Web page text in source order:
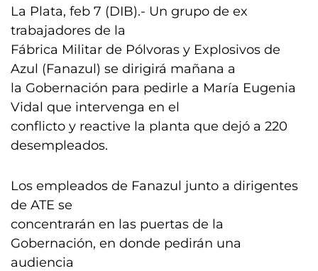
La Plata, feb 7 (DIB).- Un grupo de ex
trabajadores de la
Fábrica Militar de Pólvoras y Explosivos de
Azul (Fanazul) se dirigirá mañana a
la Gobernación para pedirle a María Eugenia
Vidal que intervenga en el
conflicto y reactive la planta que dejó a 220
desempleados.
Los empleados de Fanazul junto a dirigentes
de ATE se
concentrarán en las puertas de la
Gobernación, en donde pedirán una
audiencia